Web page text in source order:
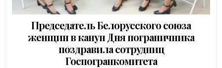
Председатель Белорусского союза
женщин в канун Дня пограничника
поздравила сотрудниц
Госпогранкомитета